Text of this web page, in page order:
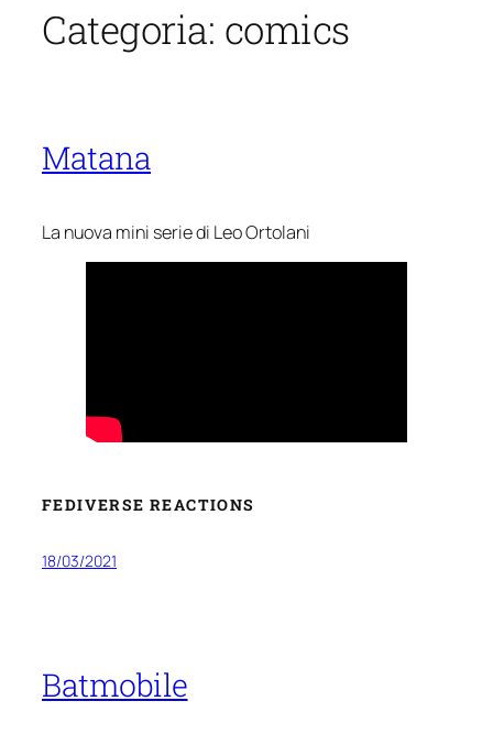
Categoria: comics
Matana
La nuova mini serie di Leo Ortolani
FEDIVERSE REACTIONS
18/03/2021
Batmobile